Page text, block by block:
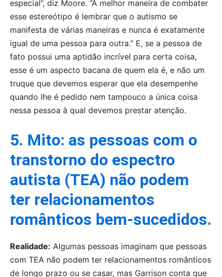
especial”, diz Moore. “A melhor maneira de combater
esse estereótipo é lembrar que o autismo se
manifesta de várias maneiras e nunca é exatamente
igual de uma pessoa para outra.” E, se a pessoa de
fato possui uma aptidão incrível para certa coisa,
esse é um aspecto bacana de quem ela é, e não um
truque que devemos esperar que ela desempenhe
quando lhe é pedido nem tampouco a única coisa
nessa pessoa à qual devemos prestar atenção.
5. Mito: as pessoas com o
transtorno do espectro
autista (TEA) não podem
ter relacionamentos
românticos bem-sucedidos.
Realidade: Algumas pessoas imaginam que pessoas
com TEA não podem ter relacionamentos românticos
de longo prazo ou se casar, mas Garrison conta que